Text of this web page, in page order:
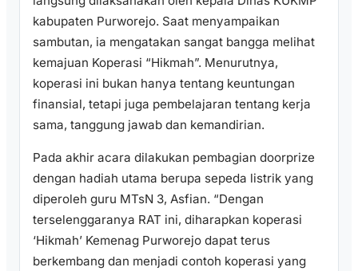
kabupaten Purworejo. Saat menyampaikan
sambutan, ia mengatakan sangat bangga melihat
kemajuan Koperasi “Hikmah”. Menurutnya,
koperasi ini bukan hanya tentang keuntungan
finansial, tetapi juga pembelajaran tentang kerja
sama, tanggung jawab dan kemandirian.
Pada akhir acara dilakukan pembagian doorprize
dengan hadiah utama berupa sepeda listrik yang
diperoleh guru MTsN 3, Asfian. “Dengan
terselenggaranya RAT ini, diharapkan koperasi
‘Hikmah’ Kemenag Purworejo dapat terus
berkembang dan menjadi contoh koperasi yang